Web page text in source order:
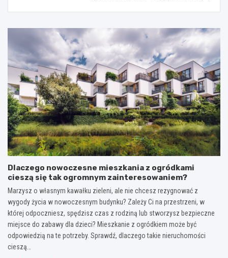
Dlaczego nowoczesne mieszkania z ogródkami
cieszą się tak ogromnym zainteresowaniem?
Marzysz o własnym kawałku zieleni, ale nie chcesz rezygnować z
wygody życia w nowoczesnym budynku? Zależy Ci na przestrzeni, w
której odpoczniesz, spędzisz czas z rodziną lub stworzysz bezpieczne
miejsce do zabawy dla dzieci? Mieszkanie z ogródkiem może być
odpowiedzią na te potrzeby. Sprawdź, dlaczego takie nieruchomości
cieszą…